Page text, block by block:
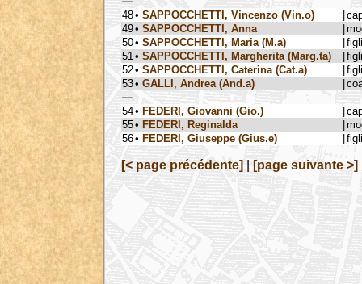
48• SAPPOCCHETTI, Vincenzo (Vin.o)
49• SAPPOCCHETTI, Anna
50• SAPPOCCHETTI, Maria (M.a)
51 • SAPPOCCHETTI, Margherita (Marg.ta)
52• SAPPOCCHETTI, Caterina (Cat.a)
53• GALLI, Andrea (And.a)
54• FEDERI, Giovanni (Gio.)
55• FEDERI, Reginalda
56• FEDERI, Giuseppe (Gius.e)
[< page précédente] [page suivante >]